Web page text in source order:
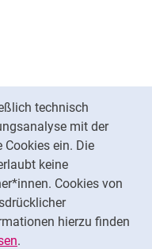
technisch
mit der
ein. Die
keine
Cookies von
hierzu finden
.